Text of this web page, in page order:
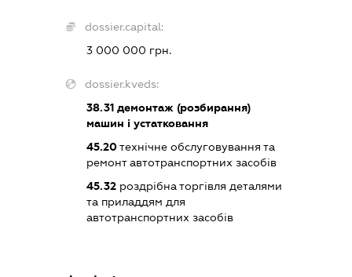
dossier.capital:
3 000 000 грн.
dossier.kveds:
38.31демонтаж (розбирання)
машин і устатковання
45.20технічне обслуговування та
ремонт автотранспортних засобів
45.32роздрібна торгівля деталями
та приладдям для
автотранспортних засобів